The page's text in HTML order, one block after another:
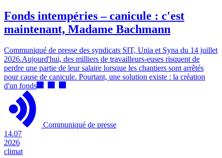
Fonds intempéries – canicule : c'est
maintenant, Madame Bachmann
Communiqué de presse des syndicats SIT, Unia et Syna du 14 juillet
2026.Aujourd'hui, des milliers de travailleurs-euses risquent de
perdre une partie de leur salaire lorsque les chantiers sont arrêtés
pour cause de canicule. Pourtant, une solution existe : la création
d'un fonds
Communiqué de presse
14.07
2026
climat